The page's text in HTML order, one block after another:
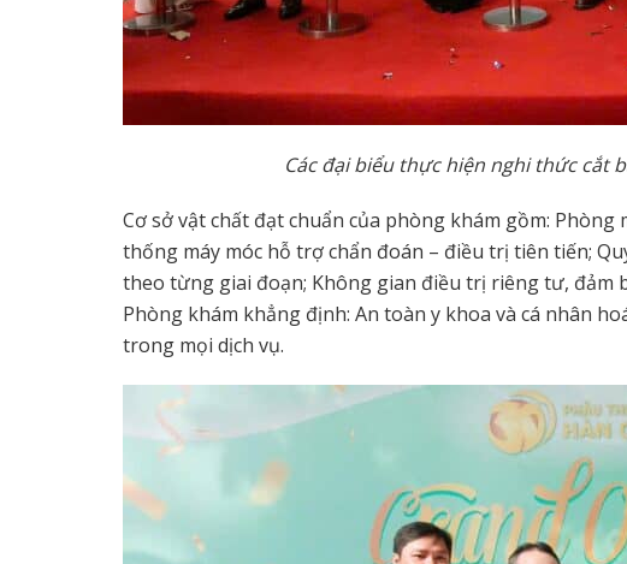
Các đại biểu thực hiện nghi thức cắt
Cơ sở vật chất đạt chuẩn của phòng khám gồm: Phòng
thống máy móc hỗ trợ chẩn đoán – điều trị tiên tiến;
theo từng giai đoạn; Không gian điều trị riêng tư, đảm
Phòng khám khẳng định: An toàn y khoa và cá nhân
trong mọi dịch vụ.